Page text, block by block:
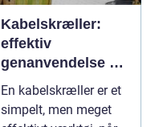
Kabelskræller:
effektiv
genanvendelse og
bedre økonomi i
kabelhåndtering
En kabelskræller er et
simpelt, men meget